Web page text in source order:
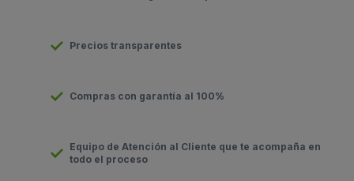
Precios transparentes
Compras con garantía al 100%
Equipo de Atención al Cliente que te acompaña en
todo el proceso